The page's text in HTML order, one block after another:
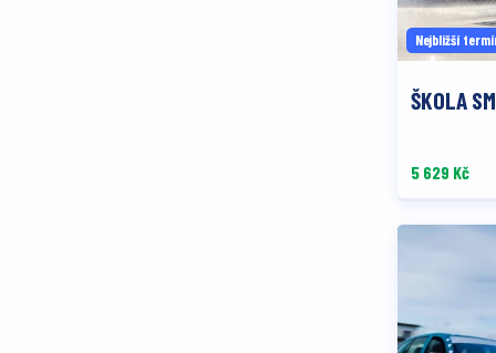
Nejbližší
ŠKOLA
5 629 Kč